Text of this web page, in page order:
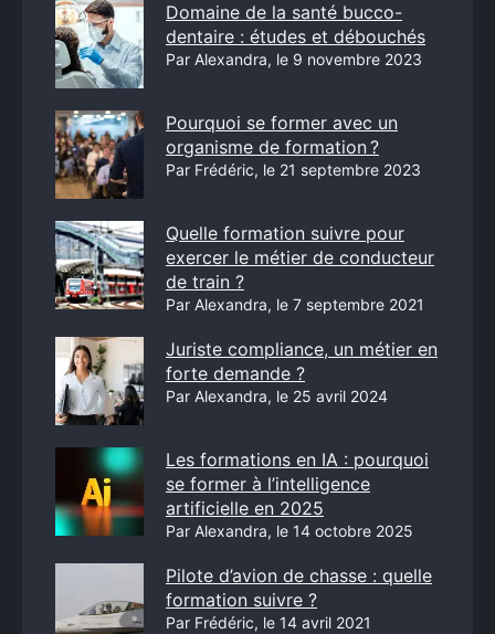
Domaine de la santé bucco-
dentaire : études et débouchés
Par Alexandra, le 9 novembre 2023
Pourquoi se former avec un
organisme de formation ?
Par Frédéric, le 21 septembre 2023
Quelle formation suivre pour
exercer le métier de conducteur
de train ?
Par Alexandra, le 7 septembre 2021
Juriste compliance, un métier en
forte demande ?
Par Alexandra, le 25 avril 2024
Les formations en IA : pourquoi
se former à l’intelligence
artificielle en 2025
Par Alexandra, le 14 octobre 2025
Pilote d’avion de chasse : quelle
formation suivre ?
Par Frédéric, le 14 avril 2021